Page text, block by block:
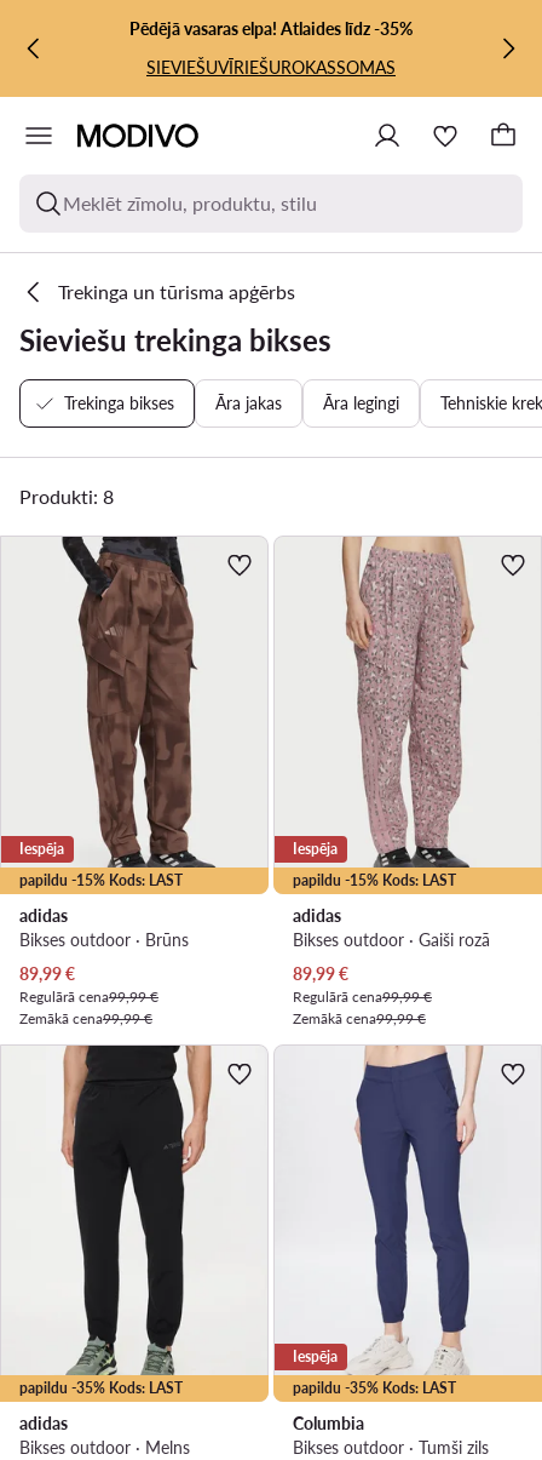
PĀRIET UZ GALVENO SATURU
PĀRIET UZ MEKLĒŠANUPēdējā vasaras elpa! Atlaides līdz -35%
SIEVIEŠUVĪRIEŠUROKASSOMAS
Meklēt zīmolu, produktu, stilu
Trekinga un tūrisma apģērbs
Sieviešu trekinga bikses
Trekinga bikses Āra jakas Āra legingi Tehniskie
Produkti: 8
papildu -15% Kods: LAST
Iespēja
adidas
Bikses outdoor · Brūns
Pašreizējā cena
89,99€
Regulārā cena99,99 €
Zemākā cena99,99 €
papildu -15% Kods: LAST
Iespēja
adidas
Bikses outdoor · Gaiši rozā
Pašreizējā cena
89,99€
Regulārā cena99,99 €
Zemākā cena99,99 €
papildu -35% Kods: LAST
adidas
Bikses outdoor · Melns
papildu -35% Kods: LAST
Iespēja
Columbia
Bikses outdoor · Tumši zils